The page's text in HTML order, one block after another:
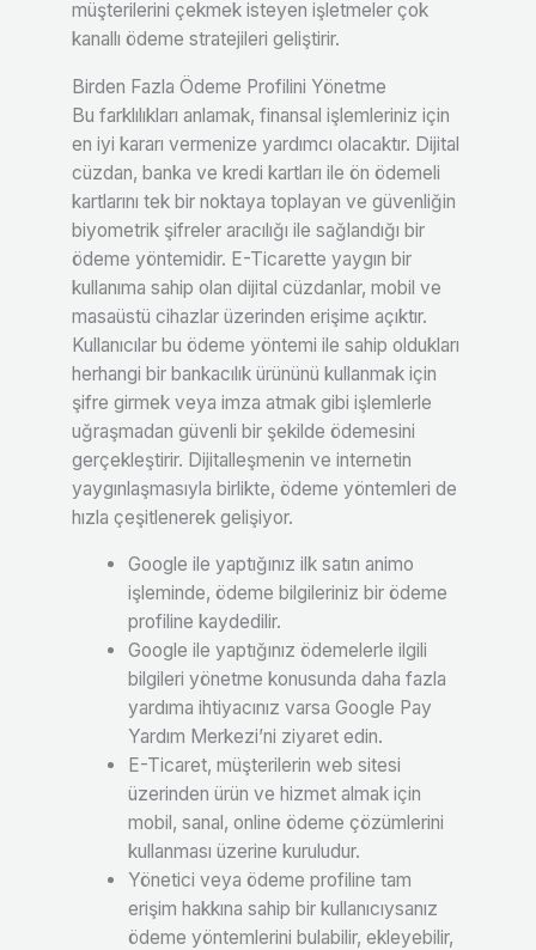
müşterilerini çekmek isteyen işletmeler çok
kanallı ödeme stratejileri geliştirir.
Birden Fazla Ödeme Profilini Yönetme
Bu farklılıkları anlamak, finansal işlemleriniz için
en iyi kararı vermenize yardımcı olacaktır. Dijital
cüzdan, banka ve kredi kartları ile ön ödemeli
kartlarını tek bir noktaya toplayan ve güvenliğin
biyometrik şifreler aracılığı ile sağlandığı bir
ödeme yöntemidir. E-Ticarette yaygın bir
kullanıma sahip olan dijital cüzdanlar, mobil ve
masaüstü cihazlar üzerinden erişime açıktır.
Kullanıcılar bu ödeme yöntemi ile sahip oldukları
herhangi bir bankacılık ürününü kullanmak için
şifre girmek veya imza atmak gibi işlemlerle
uğraşmadan güvenli bir şekilde ödemesini
gerçekleştirir. Dijitalleşmenin ve internetin
yaygınlaşmasıyla birlikte, ödeme yöntemleri de
hızla çeşitlenerek gelişiyor.
Google ile yaptığınız ilk satın animo
işleminde, ödeme bilgileriniz bir ödeme
profiline kaydedilir.
Google ile yaptığınız ödemelerle ilgili
bilgileri yönetme konusunda daha fazla
yardıma ihtiyacınız varsa Google Pay
Yardım Merkezi’ni ziyaret edin.
E-Ticaret, müşterilerin web sitesi
üzerinden ürün ve hizmet almak için
mobil, sanal, online ödeme çözümlerini
kullanması üzerine kuruludur.
Yönetici veya ödeme profiline tam
erişim hakkına sahip bir kullanıcıysanız
ödeme yöntemlerini bulabilir, ekleyebilir,